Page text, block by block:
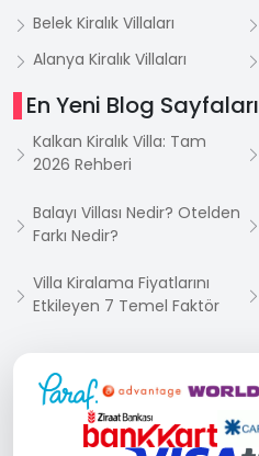
Belek Kiralık Villaları
Alanya Kiralık Villaları
En Yeni Blog Sayfaları
Kalkan Kiralık Villa: Tam
2026 Rehberi
Balayı Villası Nedir? Otelden
Farkı Nedir?
Villa Kiralama Fiyatlarını
Etkileyen 7 Temel Faktör